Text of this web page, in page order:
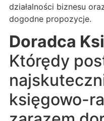
działalności biznesu
dogodne propozycje.
Doradca
Którędy
księgowo-